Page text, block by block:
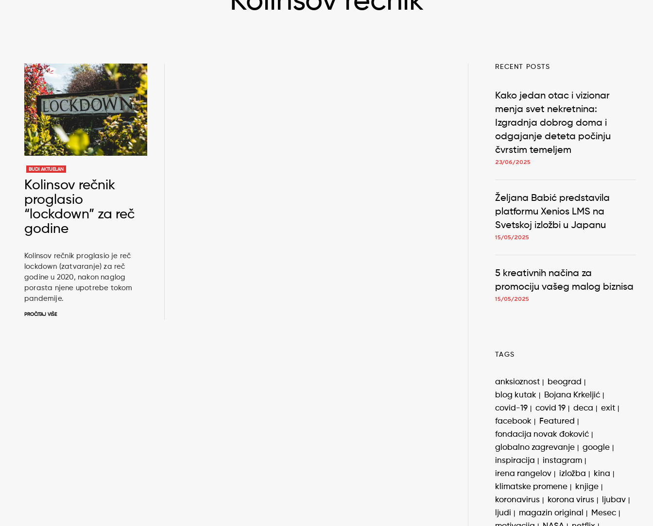
BUDI AKTUELAN
Kolinsov rečnik
proglasio
“lockdown” za reč
godine
Kolinsov rečnik proglasio je reč
lockdown (zatvaranje) za reč
godine u 2020, nakon naglog
porasta njene upotrebe tokom
pandemije.
PROČITAJ VIŠE
RECENT POSTS
Kako jedan otac i vizionar
menja svet nekretnina:
Izgradnja dobrog doma i
odgajanje deteta počinju
čvrstim temeljem
23/06/2025
Željana Babić predstavila
platformu Xenios LMS na
Svetskoj izložbi u Japanu
15/05/2025
5 kreativnih načina za
promociju vašeg malog biznisa
15/05/2025
TAGS
anksioznost
beograd
blog kutak
Bojana Krkeljić
covid-19
covid 19 deca
exit
facebook
Featured
fondacija novak đoković
globalno zagrevanje
google
inspiracija
instagram
irena rangelov
izložba
kina
klimatske promene
knjige
koronavirus
korona virus
ljubav
ljudi
magazin original
Mesec